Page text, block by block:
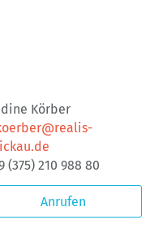
Körber
(375) 210 988 80
Anrufen